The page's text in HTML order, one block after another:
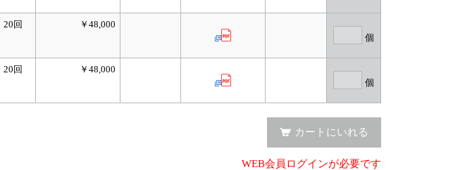
20回
￥48,000
個
20回
￥48,000
個
カートにいれる
WEB会員ログインが必要です